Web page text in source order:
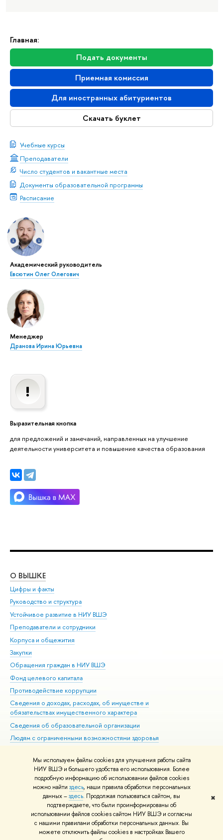
Мы используем файлы cookies для улучшения работы сайта
НИУ ВШЭ и большего удобства его использования. Более
подробную информацию об использовании файлов cookies
можно найти здесь, наши правила обработки персональных
данных –здесь. Продолжая пользоваться сайтом, вы
подтверждаете, что были проинформированы об
использовании файлов cookies сайтом НИУ ВШЭ и согласны
с нашими правилами обработки персональных данных. Вы
можете отключить файлы cookies в настройках Вашего
✖
Главная:
Подать документы
Приемная комиссия
Для иностранных абитуриентов
Скачать буклет
Учебные курсы
Преподаватели
Число студентов и вакантные места
Документы образовательной программы
Расписание
Академический руководитель
Евсютин Олег Олегович
Менеджер
Дранова Ирина Юрьевна
Выразительная кнопка
для предложений и замечаний, направленных на улучшение
деятельности университета и повышение качества образования
О ВЫШКЕ
Цифры и факты
Руководство и структура
Устойчивое развитие в НИУ ВШЭ
Преподаватели и сотрудники
Корпуса и общежития
Закупки
Обращения граждан в НИУ ВШЭ
Фонд целевого капитала
Противодействие коррупции
Сведения о доходах, расходах, об имуществе и
обязательствах имущественного характера
Сведения об образовательной организации
Людям с ограниченными возможностями здоровья
Работа в Вышке
© НИУ ВШЭ 1993–2026 Адреса и контакты Условия использования
материалов Политика конфиденциальности Карта сайта
Шрифты HSE Sans и HSE Slab разработаны вШколе дизайна НИУ ВШЭ